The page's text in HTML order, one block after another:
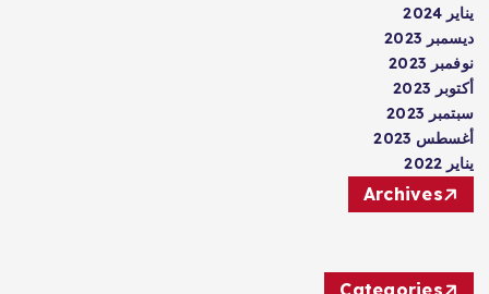
يناير 2024
ديسمبر 2023
نوفمبر 2023
أكتوبر 2023
سبتمبر 2023
أغسطس 2023
يناير 2022
Archives